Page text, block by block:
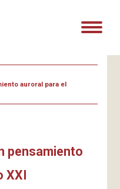
auroral para el
pensamiento
XXI